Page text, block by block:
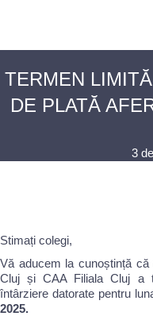
TERMEN
DE PLATĂ
3
Stimați colegi,
Vă aducem la cunoștință că
Cluj și CAA Filiala Cluj a
întârziere datorate pentru
2025.